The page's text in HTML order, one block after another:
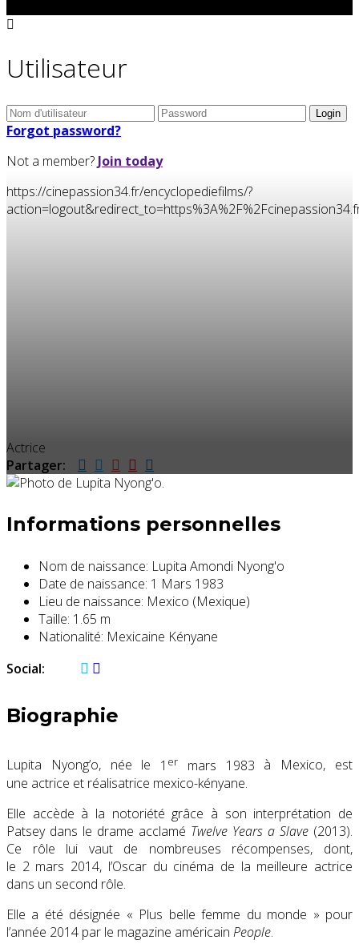
Utilisateur
Forgot password?
Not a member? Join today
https://cinepassion34.fr/encyclopediefilms/?
Actrice
Partager:
Informations personnelles
Nom de naissance: Lupita Amondi Nyong'o
Date de naissance: 1 Mars 1983
Lieu de naissance: Mexico (Mexique)
Taille: 1.65 m
Nationalité: Mexicaine Kényane
Social:
Biographie
Lupita Nyong’o, née le 1 er mars 1983 à Mexico, est
une actrice et réalisatrice mexico-kényane.
Elle accède à la notoriété grâce à son interprétation de
Patsey dans le drame acclamé Twelve Years a Slave (2013).
Ce rôle lui vaut de nombreuses récompenses, dont,
le 2 mars 2014, l’Oscar du cinéma de la meilleure actrice
dans un second rôle.
Elle a été désignée « Plus belle femme du monde » pour
l’année 2014 par le magazine américain People.